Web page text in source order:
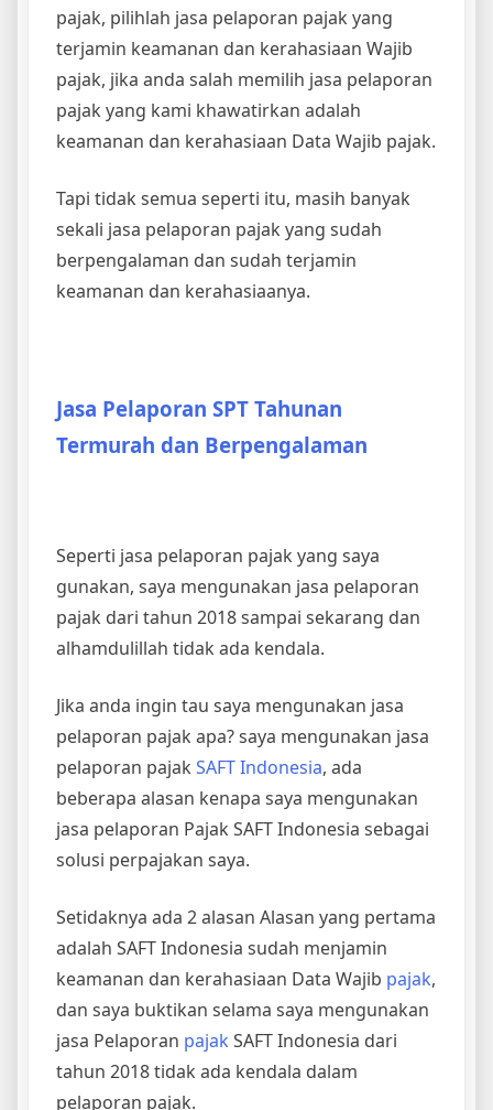
pajak, pilihlah jasa pelaporan pajak yang
terjamin keamanan dan kerahasiaan Wajib
pajak, jika anda salah memilih jasa pelaporan
pajak yang kami khawatirkan adalah
keamanan dan kerahasiaan Data Wajib pajak.
Tapi tidak semua seperti itu, masih banyak
sekali jasa pelaporan pajak yang sudah
berpengalaman dan sudah terjamin
keamanan dan kerahasiaanya.
Jasa Pelaporan SPT Tahunan
Termurah dan Berpengalaman
Seperti jasa pelaporan pajak yang saya
gunakan, saya mengunakan jasa pelaporan
pajak dari tahun 2018 sampai sekarang dan
alhamdulillah tidak ada kendala.
Jika anda ingin tau saya mengunakan jasa
pelaporan pajak apa? saya mengunakan jasa
pelaporan pajak SAFT Indonesia, ada
beberapa alasan kenapa saya mengunakan
jasa pelaporan Pajak SAFT Indonesia sebagai
solusi perpajakan saya.
Setidaknya ada 2 alasan Alasan yang pertama
adalah SAFT Indonesia sudah menjamin
keamanan dan kerahasiaan Data Wajib pajak,
dan saya buktikan selama saya mengunakan
jasa Pelaporan pajak SAFT Indonesia dari
tahun 2018 tidak ada kendala dalam
pelaporan pajak.